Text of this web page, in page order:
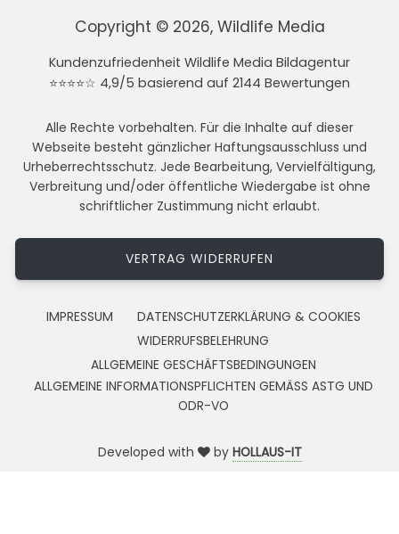
Copyright © 2026, Wildlife Media
Kundenzufriedenheit Wildlife Media Bildagentur
⭐⭐⭐⭐☆ 4,9/5 basierend auf 2144 Bewertungen
Alle Rechte vorbehalten. Für die Inhalte auf dieser
Webseite besteht gänzlicher Haftungsausschluss und
Urheberrechtsschutz. Jede Bearbeitung, Vervielfältigung,
Verbreitung und/oder öffentliche Wiedergabe ist ohne
schriftlicher Zustimmung nicht erlaubt.
VERTRAG WIDERRUFEN
IMPRESSUM
DATENSCHUTZERKLÄRUNG & COOKIES
WIDERRUFSBELEHRUNG
ALLGEMEINE GESCHÄFTSBEDINGUNGEN
ALLGEMEINE INFORMATIONSPFLICHTEN GEMÄSS ASTG UND
ODR-VO
Developed with by HOLLAUS-IT